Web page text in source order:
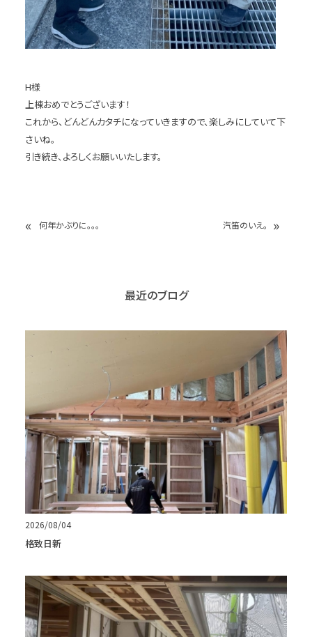
H様
上棟おめでとうございます！
これから、どんどんカタチになっていきますので、楽しみにしていて下
さいね。
引き続き、よろしくお願いいたします。
« 何年かぶりに。。。 汽笛のいえ。 »
最近のブログ
2026/08/04
格致日新